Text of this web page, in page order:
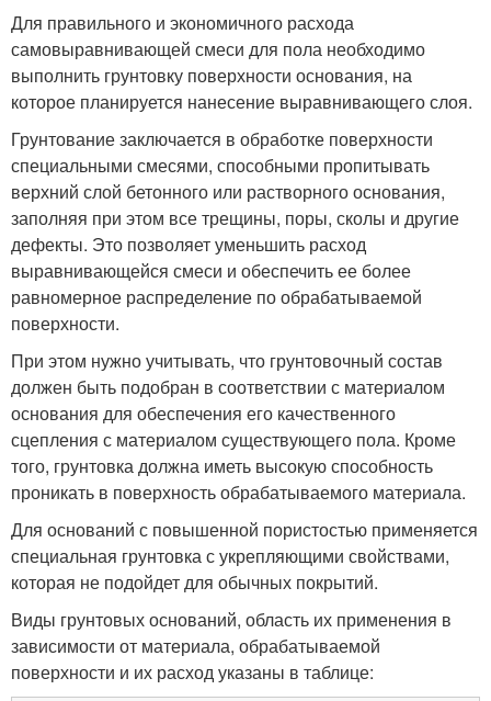
Для правильного и экономичного расхода
самовыравнивающей смеси для пола необходимо
выполнить грунтовку поверхности основания, на
которое планируется нанесение выравнивающего слоя.
Грунтование заключается в обработке поверхности
специальными смесями, способными пропитывать
верхний слой бетонного или растворного основания,
заполняя при этом все трещины, поры, сколы и другие
дефекты. Это позволяет уменьшить расход
выравнивающейся смеси и обеспечить ее более
равномерное распределение по обрабатываемой
поверхности.
При этом нужно учитывать, что грунтовочный состав
должен быть подобран в соответствии с материалом
основания для обеспечения его качественного
сцепления с материалом существующего пола. Кроме
того, грунтовка должна иметь высокую способность
проникать в поверхность обрабатываемого материала.
Для оснований с повышенной пористостью применяется
специальная грунтовка с укрепляющими свойствами,
которая не подойдет для обычных покрытий.
Виды грунтовых оснований, область их применения в
зависимости от материала, обрабатываемой
поверхности и их расход указаны в таблице: